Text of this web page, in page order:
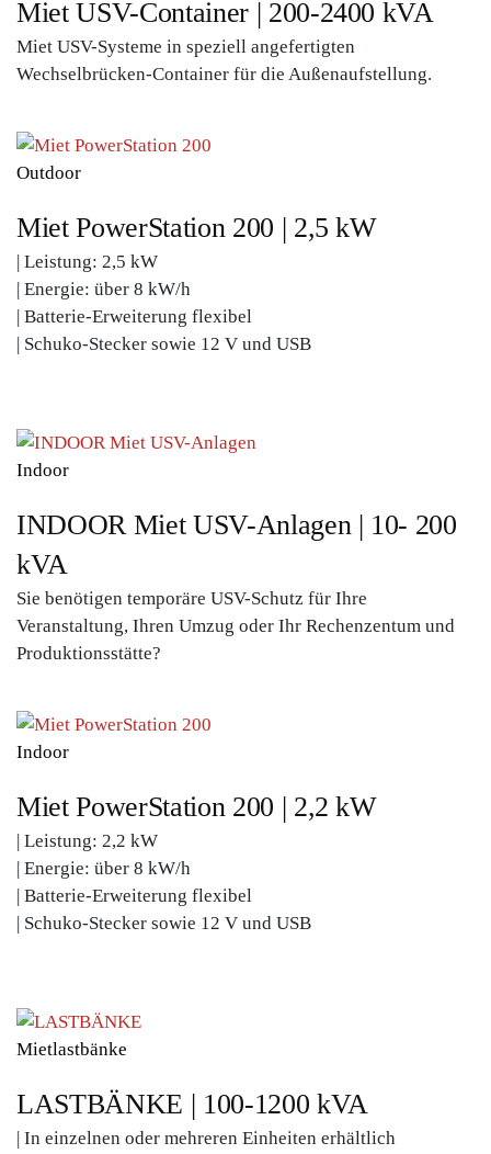
Miet USV-Container | 200-2400 kVA
Miet USV-Systeme in speziell angefertigten
Wechselbrücken-Container für die Außenaufstellung.
Outdoor
Miet PowerStation 200 | 2,5 kW
Leistung: 2,5 kW
| Energie: über 8 kW/h
| Batterie-Erweiterung flexibel
| Schuko-Stecker sowie 12 V und USB
Indoor
INDOOR Miet USV-Anlagen | 10- 200
kVA
Sie benötigen temporäre USV-Schutz für Ihre
Veranstaltung, Ihren Umzug oder Ihr Rechenzentum und
Produktionsstätte?
Indoor
Miet PowerStation 200 | 2,2 kW
Leistung: 2,2 kW
| Energie: über 8 kW/h
| Batterie-Erweiterung flexibel
| Schuko-Stecker sowie 12 V und USB
Mietlastbänke
LASTBÄNKE | 100-1200 kVA
| In einzelnen oder mehreren Einheiten erhältlich